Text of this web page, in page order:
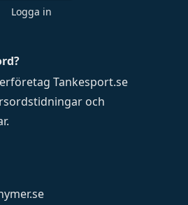
Tankesport.se
och
.
Logga in